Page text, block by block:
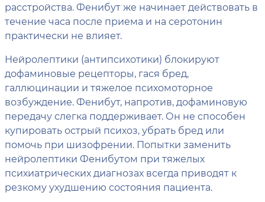
расстройства. Фенибут же начинает действовать в
течение часа после приема и на серотонин
практически не влияет.
Нейролептики (антипсихотики) блокируют
дофаминовые рецепторы, гася бред,
галлюцинации и тяжелое психомоторное
возбуждение. Фенибут, напротив, дофаминовую
передачу слегка поддерживает. Он не способен
купировать острый психоз, убрать бред или
помочь при шизофрении. Попытки заменить
нейролептики Фенибутом при тяжелых
психиатрических диагнозах всегда приводят к
резкому ухудшению состояния пациента.